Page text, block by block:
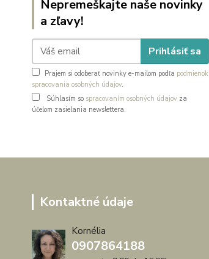
Nepremeškajte naše novinky
a zľavy!
Prihlásiť sa
Prajem si odoberať novinky e-mailom podľa podmienok
spracovania osobných údajov.
Súhlasím so spracovaním osobných údajov za
účelom zasielania newslettera.
Kontaktné údaje
Kornélia
0907864188